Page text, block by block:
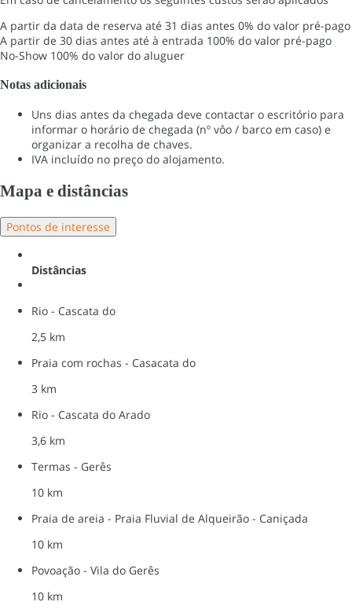
A partir da data de reserva até 31 dias antes 0% do valor pré-pago
A partir de 30 dias antes até à entrada 100% do valor pré-pago
No-Show 100% do valor do aluguer
Notas adicionais
Uns dias antes da chegada deve contactar o escritório para
informar o horário de chegada (nº vôo / barco em caso) e
organizar a recolha de chaves.
IVA incluído no preço do alojamento.
Mapa e distâncias
Pontos de interesse
Distâncias
Rio - Cascata do
2,5 km
Praia com rochas - Casacata do
3 km
Rio - Cascata do Arado
3,6 km
Termas - Gerês
10 km
Praia de areia - Praia Fluvial de Alqueirão - Caniçada
10 km
Povoação - Vila do Gerês
10 km